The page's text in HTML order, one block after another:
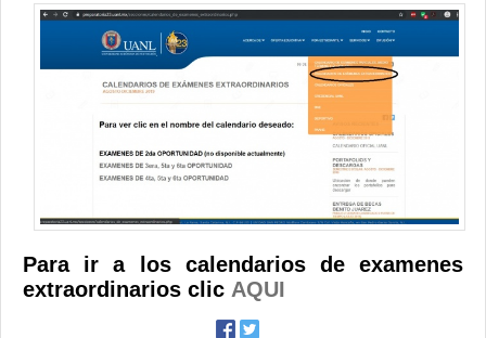
Para ir a los calendarios de examenes
extraordinarios clic AQUI